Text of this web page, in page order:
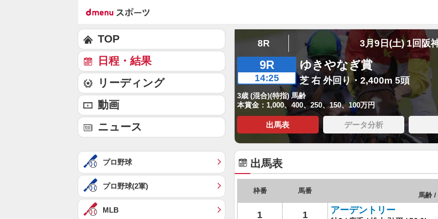
8R 3月9日(土) 1回阪
9R
14:25
ゆきやなぎ賞
芝 右 外回り・2,400m 5頭
3歳 (混合)(特指) 馬齢
本賞金：1,000、400、250、150、100万円
出馬表 データ分析
出馬表
枠番 馬番
馬齢 /
1 1 アーデントリー
TOP
日程・結果
リーディング
動画
ニュース
プロ野球
プロ野球(2軍)
MLB